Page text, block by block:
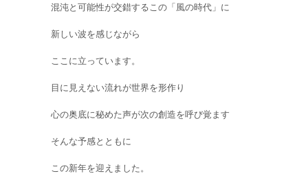
混沌と可能性が交錯するこの「風の時代」に
新しい波を感じながら
ここに立っています。
目に見えない流れが世界を形作り
心の奥底に秘めた声が次の創造を呼び覚ます
そんな予感とともに
この新年を迎えました。